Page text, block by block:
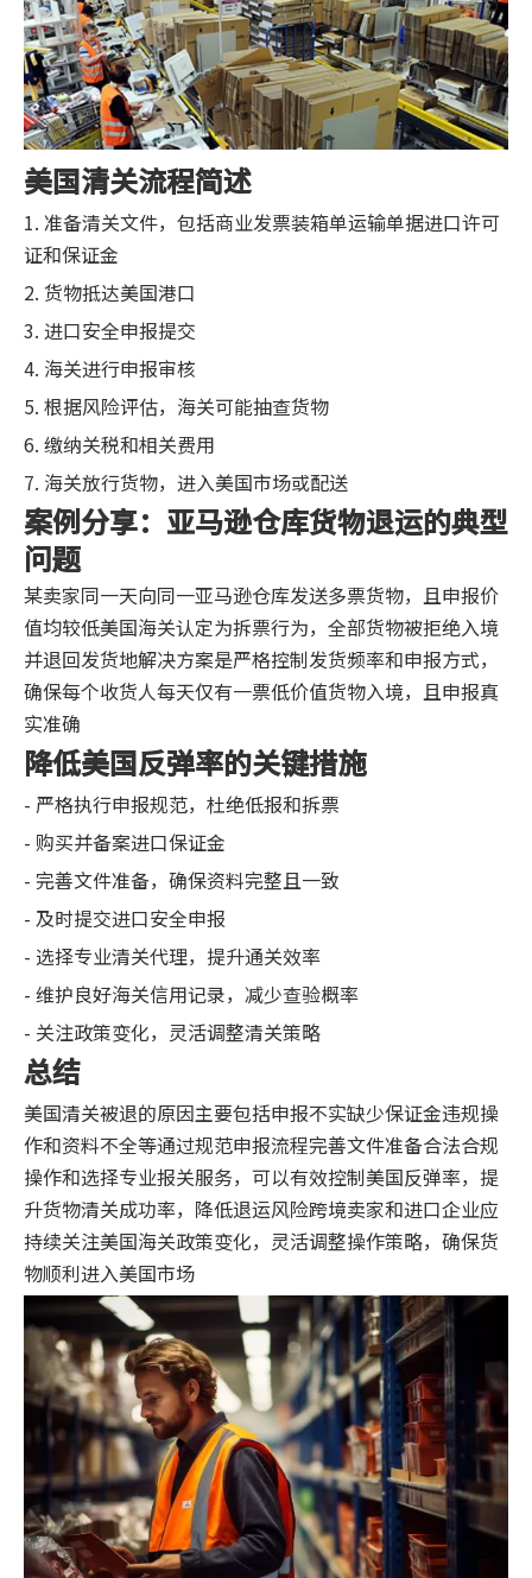
美国清关流程简述
1. 准备清关文件，包括商业发票装箱单运输单据进口许可
证和保证金
2. 货物抵达美国港口
3. 进口安全申报提交
4. 海关进行申报审核
5. 根据风险评估，海关可能抽查货物
6. 缴纳关税和相关费用
7. 海关放行货物，进入美国市场或配送
案例分享：亚马逊仓库货物退运的典型
问题
某卖家同一天向同一亚马逊仓库发送多票货物，且申报价
值均较低美国海关认定为拆票行为，全部货物被拒绝入境
并退回发货地解决方案是严格控制发货频率和申报方式，
确保每个收货人每天仅有一票低价值货物入境，且申报真
实准确
降低美国反弹率的关键措施
- 严格执行申报规范，杜绝低报和拆票
- 购买并备案进口保证金
- 完善文件准备，确保资料完整且一致
- 及时提交进口安全申报
- 选择专业清关代理，提升通关效率
- 维护良好海关信用记录，减少查验概率
- 关注政策变化，灵活调整清关策略
总结
美国清关被退的原因主要包括申报不实缺少保证金违规操
作和资料不全等通过规范申报流程完善文件准备合法合规
操作和选择专业报关服务，可以有效控制美国反弹率，提
升货物清关成功率，降低退运风险跨境卖家和进口企业应
持续关注美国海关政策变化，灵活调整操作策略，确保货
物顺利进入美国市场